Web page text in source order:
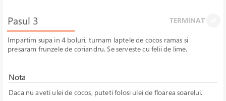
Pasul 3 TERMINAT
Impartim supa in 4 boluri, turnam laptele de cocos ramas si
presaram frunzele de coriandru. Se serveste cu felii de lime.
Nota
Daca nu aveti ulei de cocos, puteti folosi ulei de floarea soarelui.